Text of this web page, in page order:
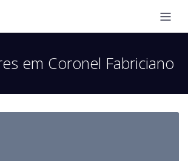
em Coronel Fabriciano